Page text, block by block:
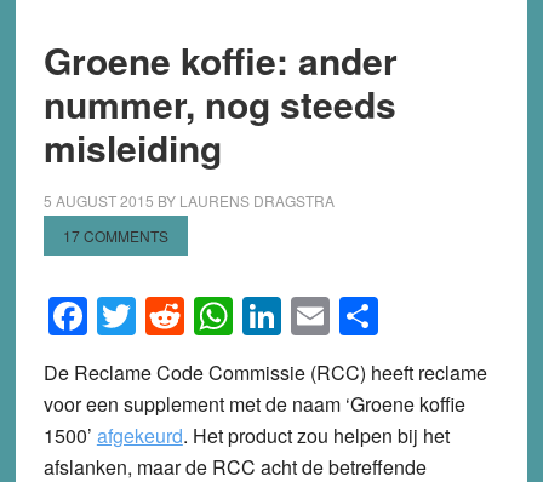
Groene koffie: ander
nummer, nog steeds
misleiding
5 AUGUST 2015 BY LAURENS DRAGSTRA
17 COMMENTS
Facebook
Twitter
Reddit
WhatsApp
LinkedIn
EmailShare
De Reclame Code Commissie (RCC) heeft reclame
voor een supplement met de naam ‘Groene koffie
1500’ afgekeurd. Het product zou helpen bij het
afslanken, maar de RCC acht de betreffende